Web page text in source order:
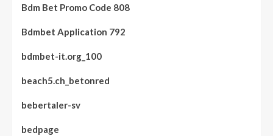
Bdm Bet Promo Code 808
Bdmbet Application 792
bdmbet-it.org_100
beach5.ch_betonred
bebertaler-sv
bedpage